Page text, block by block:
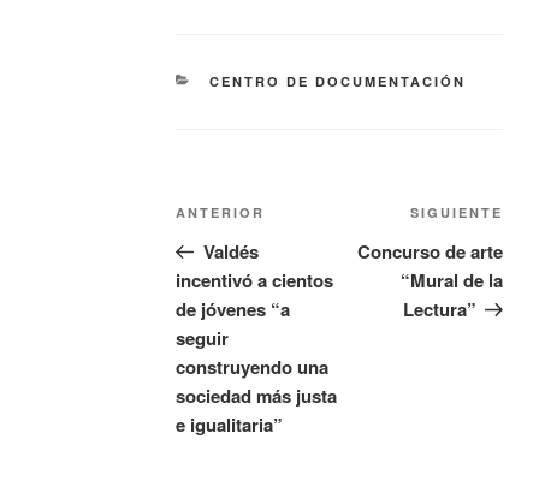
CENTRO DE DOCUMENTACIÓN
ANTERIOR
Valdés
incentivó a cientos
de jóvenes “a
seguir
construyendo una
sociedad más justa
e igualitaria”
SIGUIENTE
Concurso de arte
“Mural de la
Lectura”